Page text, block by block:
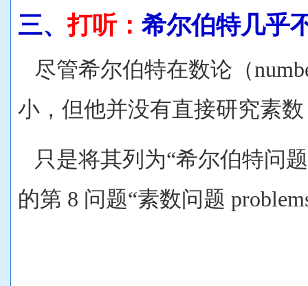
三、打听： 希尔伯特几乎
尽管希尔伯特在数论（
小，但他并没有直接研究素
只是将其列为“希尔伯特问
的第 8 问题“素数问题